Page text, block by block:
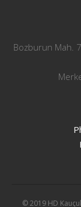
Bozburun Mah.
© 2019 HD